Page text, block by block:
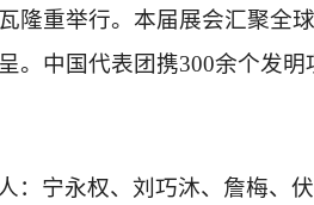
隆重举行。本届展会汇聚全
。中国代表团携300余个发
：宁永权、刘巧沐、詹梅、